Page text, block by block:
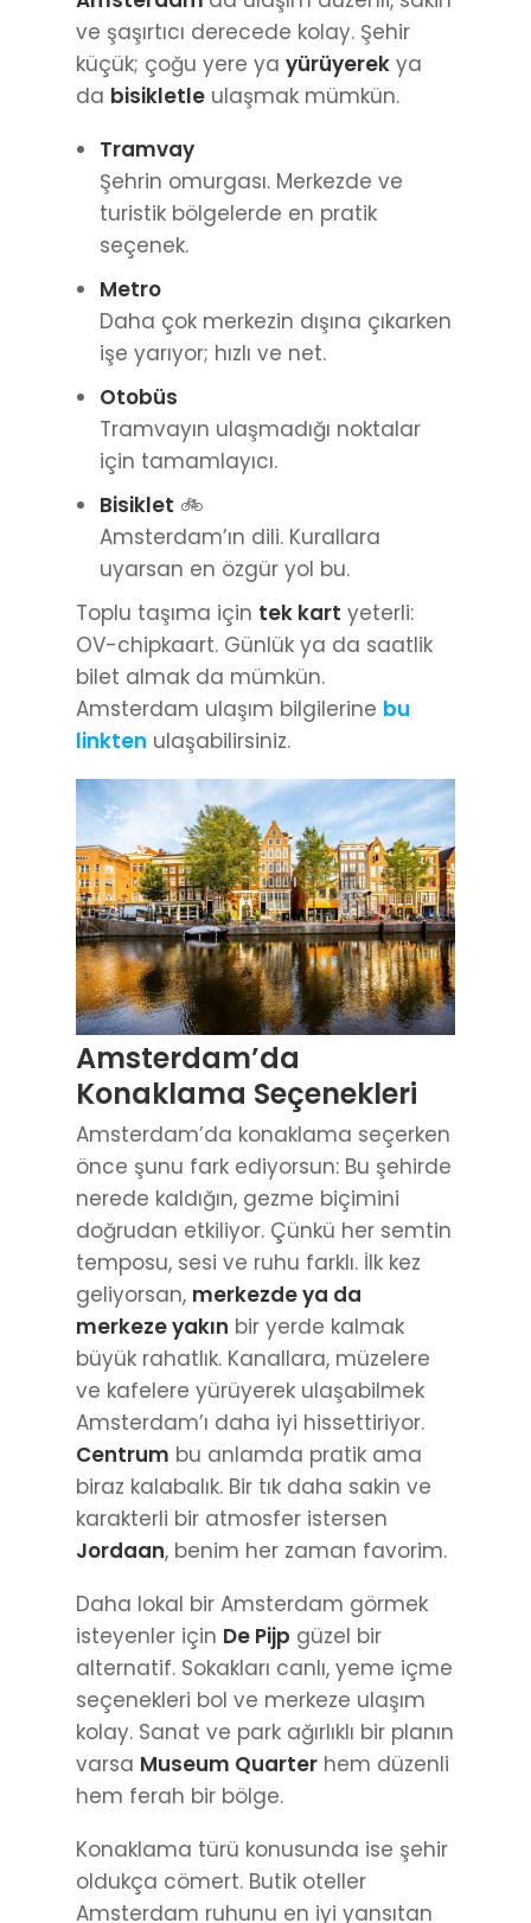
Tramvay
Şehrin omurgası. Merkezde ve
turistik bölgelerde en pratik
seçenek.
Metro
Daha çok merkezin dışına çıkarken
işe yarıyor; hızlı ve net.
Otobüs
Tramvayın ulaşmadığı noktalar
için tamamlayıcı.
Bisiklet 🚲
Amsterdam’ın dili. Kurallara
uyarsan en özgür yol bu.
Toplu taşıma için
OV-chipkaart. Günlük ya da saatlik
bilet almak da mümkün.
Amsterdam ulaşım bilgilerine
linktenulaşabilirsiniz.
Amsterdam’da
Konaklama Seçenekleri
Amsterdam’da konaklama seçerken
önce şunu fark ediyorsun: Bu şehirde
nerede kaldığın, gezme biçimini
doğrudan etkiliyor. Çünkü her semtin
temposu, sesi ve ruhu farklı. İlk kez
geliyorsan,merkezde ya da
merkeze yakınbir yerde kalmak
büyük rahatlık. Kanallara, müzelere
ve kafelere yürüyerek ulaşabilmek
Amsterdam’ı daha iyi hissettiriyor.
Centrumbu anlamda pratik ama
biraz kalabalık. Bir tık daha sakin ve
karakterli bir atmosfer istersen
Jordaan, benim her zaman favorim.
Daha lokal bir Amsterdam görmek
isteyenler için De Pijpgüzel bir
alternatif. Sokakları canlı, yeme içme
seçenekleri bol ve merkeze ulaşım
kolay. Sanat ve park ağırlıklı bir planın
varsaMuseum Quarterhem düzenli
hem ferah bir bölge.
Konaklama türü konusunda ise şehir
oldukça cömert. Butik oteller
Amsterdam ruhunu en iyi yansıtan
seçenekler. Orta bütçe oteller temiz
ve işlevsel. Uzun kalacaksan ya da
daha ev hissi arıyorsan daireler
mantıklı olabilir. Nerede kalırsan kal,